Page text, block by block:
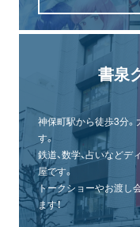
書泉
神保町駅から徒歩3分。
す。
鉄道、数学、占いなど
屋です。
トークショーやお渡し
ます！